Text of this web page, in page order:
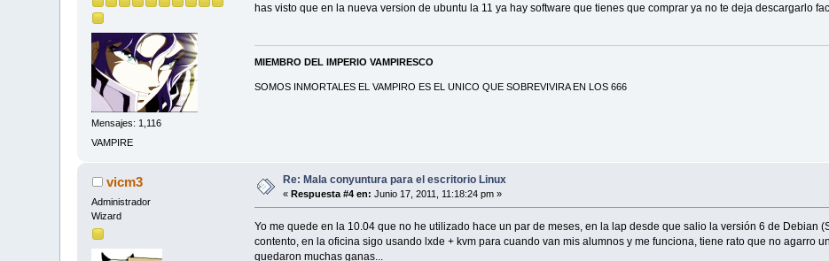
Mensajes: 1,116
VAMPIRE
has visto que en la nueva version de ubuntu la 11 ya hay software que tienes que comprar ya no te deja descargarlo
MIEMBRO DEL IMPERIO VAMPIRESCO
SOMOS INMORTALES EL VAMPIRO ES EL UNICO QUE SOBREVIVIRA EN LOS 666
vicm3
Administrador
Wizard
Re: Mala conyuntura para el escritorio Linux
«Respuesta #4 en: Junio 17, 2011, 11:18:24 pm »
Yo me quede en la 10.04 que no he utilizado hace un par de meses, en la lap desde que salio la versión 6 de Debian
contento, en la oficina sigo usando lxde + kvm para cuando van mis alumnos y me funciona, tiene rato que no agarro
quedaron muchas ganas...